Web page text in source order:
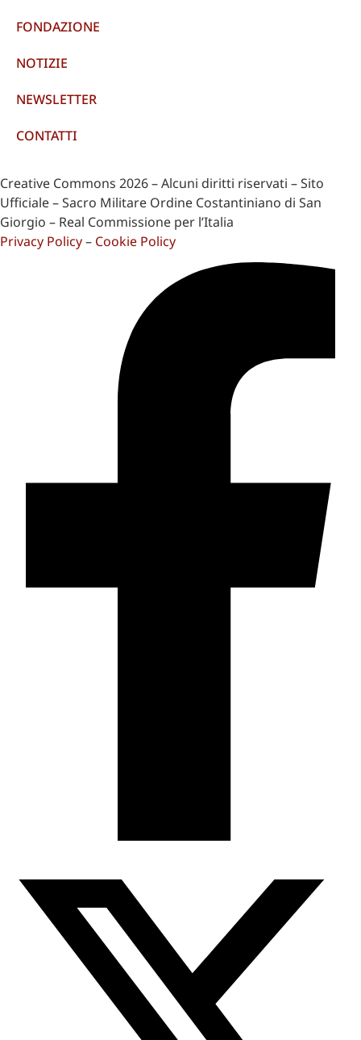
FONDAZIONE
NOTIZIE
NEWSLETTER
CONTATTI
Creative Commons 2026 – Alcuni diritti riservati – Sito
Ufficiale – Sacro Militare Ordine Costantiniano di San
Giorgio – Real Commissione per l’Italia
Privacy Policy– Cookie Policy